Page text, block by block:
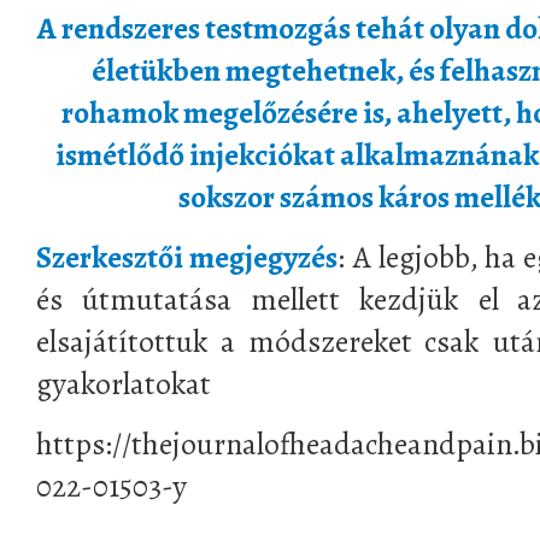
A rendszeres testmozgás tehát olyan
életükben megtehetnek, és
rohamok megelőzésére is, ahelyett,
ismétlődő injekciókat
sokszor számos káros
Szerkesztői megjegyzés: A legjobb, ha
és útmutatása mellett kezdjük el
elsajátítottuk a módszereket csak
gyakorlatokat
https://
022-01503-y